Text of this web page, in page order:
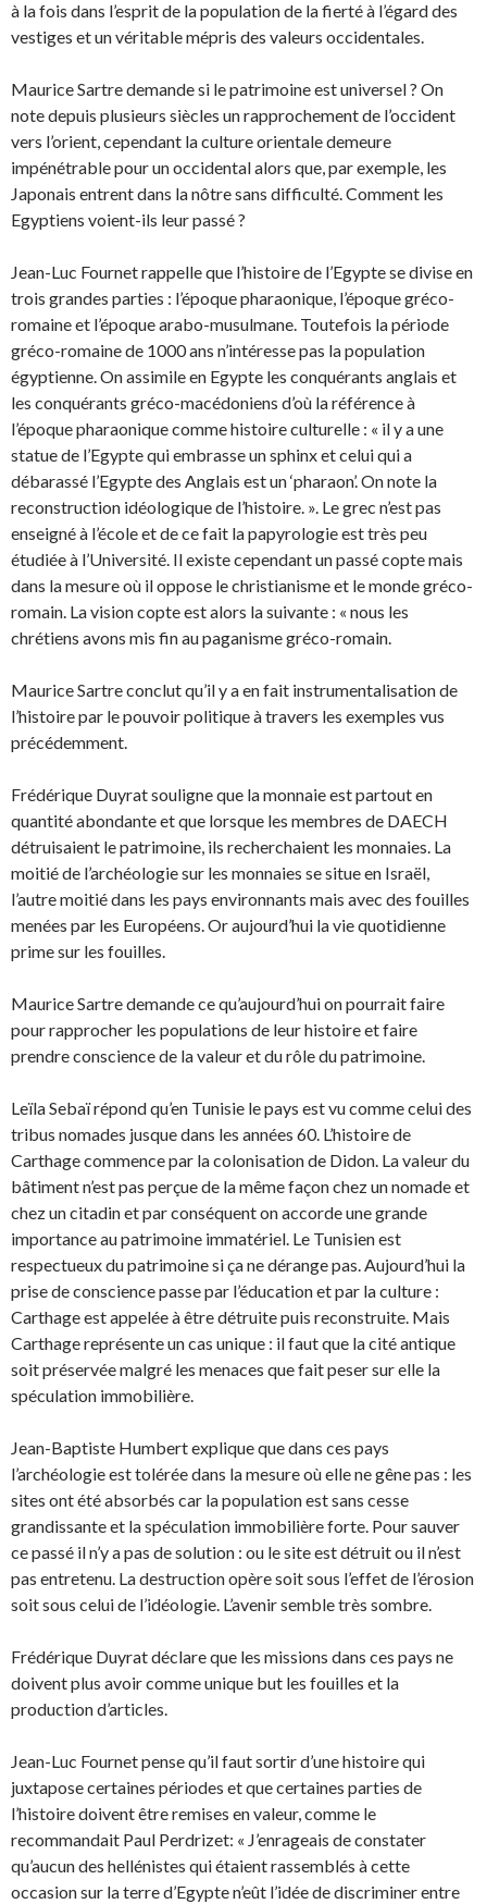
à la fois dans l’esprit de la population de la fierté à l’égard des
vestiges et un véritable mépris des valeurs occidentales.
Maurice Sartre demande si le patrimoine est universel ? On
note depuis plusieurs siècles un rapprochement de l’occident
vers l’orient, cependant la culture orientale demeure
impénétrable pour un occidental alors que, par exemple, les
Japonais entrent dans la nôtre sans difficulté. Comment les
Egyptiens voient-ils leur passé ?
Jean-Luc Fournet rappelle que l’histoire de l’Egypte se divise en
trois grandes parties : l’époque pharaonique, l’époque gréco-
romaine et l’époque arabo-musulmane. Toutefois la période
gréco-romaine de 1000 ans n’intéresse pas la population
égyptienne. On assimile en Egypte les conquérants anglais et
les conquérants gréco-macédoniens d’où la référence à
l’époque pharaonique comme histoire culturelle : « il y a une
statue de l’Egypte qui embrasse un sphinx et celui qui a
débarassé l’Egypte des Anglais est un ‘pharaon’. On note la
reconstruction idéologique de l’histoire. ». Le grec n’est pas
enseigné à l’école et de ce fait la papyrologie est très peu
étudiée à l’Université. Il existe cependant un passé copte mais
dans la mesure où il oppose le christianisme et le monde gréco-
romain. La vision copte est alors la suivante : « nous les
chrétiens avons mis fin au paganisme gréco-romain.
Maurice Sartre conclut qu’il y a en fait instrumentalisation de
l’histoire par le pouvoir politique à travers les exemples vus
précédemment.
Frédérique Duyrat souligne que la monnaie est partout en
quantité abondante et que lorsque les membres de DAECH
détruisaient le patrimoine, ils recherchaient les monnaies. La
moitié de l’archéologie sur les monnaies se situe en Israël,
l’autre moitié dans les pays environnants mais avec des fouilles
menées par les Européens. Or aujourd’hui la vie quotidienne
prime sur les fouilles.
Maurice Sartre demande ce qu’aujourd’hui on pourrait faire
pour rapprocher les populations de leur histoire et faire
prendre conscience de la valeur et du rôle du patrimoine.
Leïla Sebaï répond qu’en Tunisie le pays est vu comme celui des
tribus nomades jusque dans les années 60. L’histoire de
Carthage commence par la colonisation de Didon. La valeur du
bâtiment n’est pas perçue de la même façon chez un nomade et
chez un citadin et par conséquent on accorde une grande
importance au patrimoine immatériel. Le Tunisien est
respectueux du patrimoine si ça ne dérange pas. Aujourd’hui la
prise de conscience passe par l’éducation et par la culture :
Carthage est appelée à être détruite puis reconstruite. Mais
Carthage représente un cas unique : il faut que la cité antique
soit préservée malgré les menaces que fait peser sur elle la
spéculation immobilière.
Jean-Baptiste Humbert explique que dans ces pays
l’archéologie est tolérée dans la mesure où elle ne gêne pas : les
sites ont été absorbés car la population est sans cesse
grandissante et la spéculation immobilière forte. Pour sauver
ce passé il n’y a pas de solution : ou le site est détruit ou il n’est
pas entretenu. La destruction opère soit sous l’effet de l’érosion
soit sous celui de l’idéologie. L’avenir semble très sombre.
Frédérique Duyrat déclare que les missions dans ces pays ne
doivent plus avoir comme unique but les fouilles et la
production d’articles.
Jean-Luc Fournet pense qu’il faut sortir d’une histoire qui
juxtapose certaines périodes et que certaines parties de
l’histoire doivent être remises en valeur, comme le
recommandait Paul Perdrizet: « J’enrageais de constater
qu’aucun des hellénistes qui étaient rassemblés à cette
occasion sur la terre d’Egypte n’eût l’idée de discriminer entre